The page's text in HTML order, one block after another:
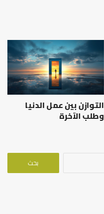
التوازن بين عمل الدنيا
وطلب الآخرة
البحث